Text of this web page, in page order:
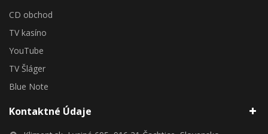
CD obchod
TV kasíno
YouTube
TV Šláger
Blue Note
Kontaktné Údaje